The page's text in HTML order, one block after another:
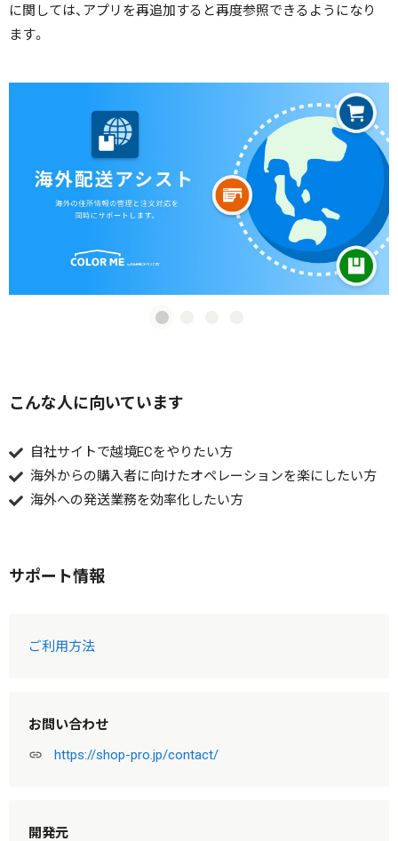
に関しては、アプリを再追加すると再度参照できるようになり
ます。
こんな人に向いています
自社サイトで越境ECをやりたい方
海外からの購入者に向けたオペレーションを楽にしたい方
海外への発送業務を効率化したい方
サポート情報
ご利用方法
お問い合わせ
link https://shop-pro.jp/contact/
開発元